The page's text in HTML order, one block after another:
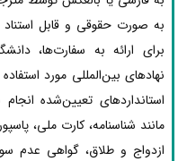
به صورت حقوقی و قابل استناد
برای ارائه به سفارت‌ها،
نهادهای بین‌المللی مورد
استانداردهای تعیین‌شده
مانند شناسنامه، کارت ملی،
ازدواج و طلاق، گواهی عدم